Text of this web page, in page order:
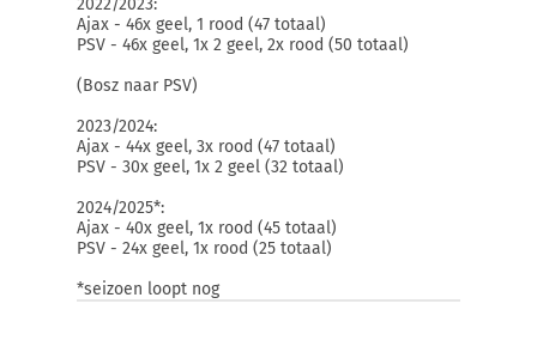
2022/2023:
Ajax - 46x geel, 1 rood (47 totaal)
PSV - 46x geel, 1x 2 geel, 2x rood (50 totaal)
(Bosz naar PSV)
2023/2024:
Ajax - 44x geel, 3x rood (47 totaal)
PSV - 30x geel, 1x 2 geel (32 totaal)
2024/2025*:
Ajax - 40x geel, 1x rood (45 totaal)
PSV - 24x geel, 1x rood (25 totaal)
*seizoen loopt nog